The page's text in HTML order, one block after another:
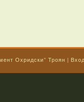
Охридски" Троян |